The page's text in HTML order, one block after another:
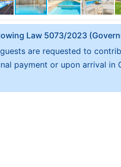
Law 5073/2023
are requested to
payment or upon arrival